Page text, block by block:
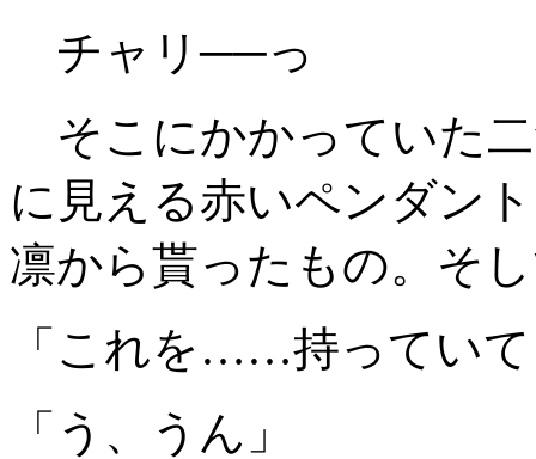
チャリ──っ
そこにかかっていた
に見える赤いペンダン
凛から貰ったもの。そ
「これを……持ってい
「う、うん」